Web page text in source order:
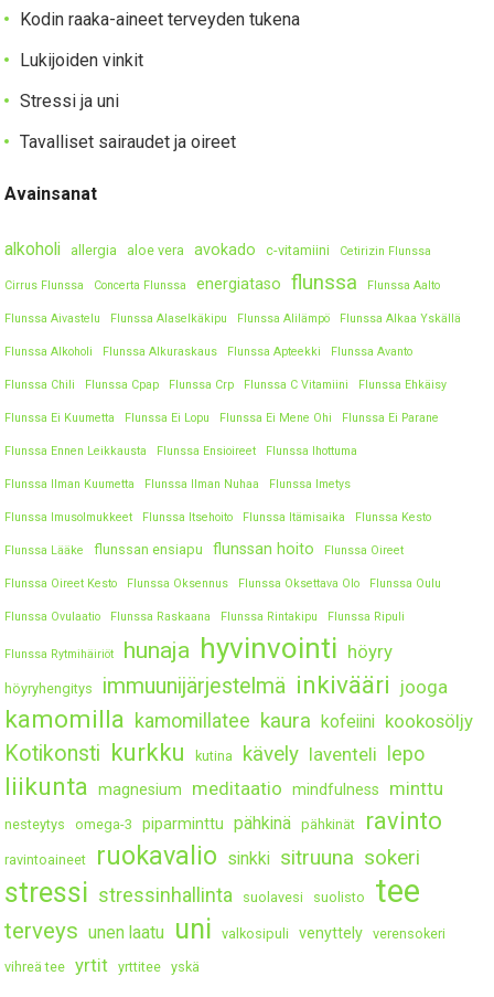
Kodin raaka-aineet terveyden tukena
Lukijoiden vinkit
Stressi ja uni
Tavalliset sairaudet ja oireet
Avainsanat
alkoholi allergia aloe vera avokado c-vitamiini Cetirizin Flunssa
Cirrus Flunssa Concerta Flunssa energiataso flunssa Flunssa Aalto
Flunssa Aivastelu Flunssa Alaselkäkipu Flunssa Alilämpö Flunssa Alkaa Yskällä
Flunssa Alkoholi Flunssa Alkuraskaus Flunssa Apteekki Flunssa Avanto
Flunssa Chili Flunssa Cpap Flunssa Crp Flunssa C Vitamiini Flunssa Ehkäisy
Flunssa Ei Kuumetta Flunssa Ei Lopu Flunssa Ei Mene Ohi Flunssa Ei Parane
Flunssa Ennen Leikkausta Flunssa Ensioireet Flunssa Ihottuma
Flunssa Ilman Kuumetta Flunssa Ilman Nuhaa Flunssa Imetys
Flunssa Imusolmukkeet Flunssa Itsehoito Flunssa Itämisaika Flunssa Kesto
Flunssa Lääke flunssan ensiapu flunssan hoito Flunssa Oireet
Flunssa Oireet Kesto Flunssa Oksennus Flunssa Oksettava Olo Flunssa Oulu
Flunssa Ovulaatio Flunssa Raskaana Flunssa Rintakipu Flunssa Ripuli
Flunssa Rytmihäiriöt hunaja hyvinvointi höyry
höyryhengitys immuunijärjestelmä inkivääri jooga
kamomilla kamomillatee kaura kofeiini kookosöljy
Kotikonsti kurkku kutina kävely laventeli lepo
liikunta magnesium meditaatio mindfulness minttu
nesteytys omega-3 piparminttu pähkinä pähkinät ravinto
ravintoaineet ruokavalio sinkki sitruuna sokeri
stressi stressinhallinta suolavesi suolisto tee
terveys unen laatu uni valkosipuli venyttely
verensokeri
vihreä tee
yrtit yrttitee yskä